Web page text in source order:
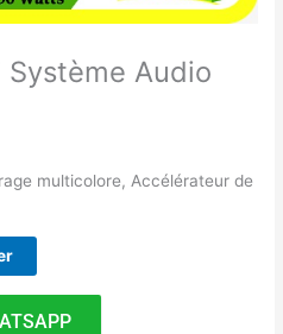
Système Audio
multicolore, Accélérateur de